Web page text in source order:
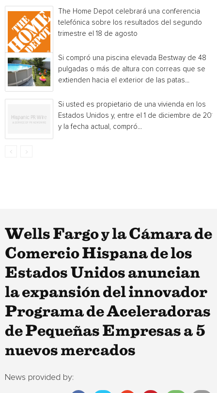
The Home Depot celebrará una conferencia
telefónica sobre los resultados del segundo
trimestre el 18 de agosto
Si compró una piscina elevada Bestway de 48
pulgadas o más de altura con correas que se
extienden hacia el exterior de las patas...
Si usted es propietario de una vivienda en los
Estados Unidos y, entre el 1 de diciembre de
y la fecha actual, compró...
Wells Fargo y la Cámara de
Comercio Hispana de los
Estados Unidos anuncian
la expansión del innovador
Programa de Aceleradoras
de Pequeñas Empresas a 5
nuevos mercados
News provided by: